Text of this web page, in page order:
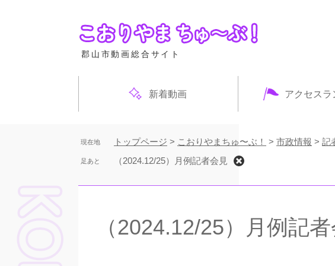
郡山市動画総合サイト
新着動画 アクセスラ
現在地 トップページ > こおりやまちゅ〜ぶ！ > 市政情報 > 記
足あと （2024.12/25）月例記者会見
（2024.12/25）月例記